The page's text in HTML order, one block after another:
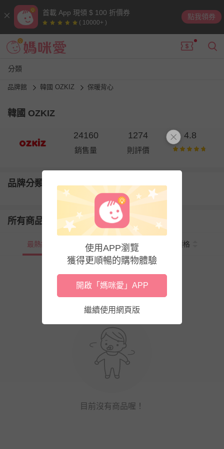
首載 App 現領 $ 100 折價券
( 10000+ )
點我領券
分類
品牌館 韓國 OZKIZ 保暖背心
韓國 OZKIZ
24160
銷售量
1274
則評價
4.8
品牌分類
所有商品
最熱銷 新上市 價格
目前沒有商品喔！
使用APP瀏覽
獲得更順暢的購物體驗
開啟「媽咪愛」APP
繼續使用網頁版